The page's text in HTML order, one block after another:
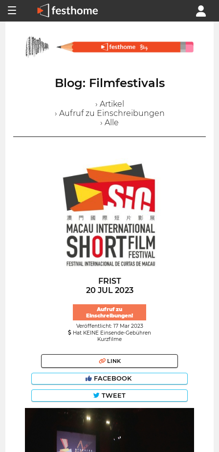
Blog: Filmfestivals
› Artikel
› Aufruf zu Einschreibungen
› Alle
FRIST
20 JUL 2023
Aufruf zu
Einschreibungen!
Veröffentlicht: 17 Mar 2023
Hat KEINE Einsende-Gebühren
Kurzfilme
LINK
FACEBOOK
TWEET